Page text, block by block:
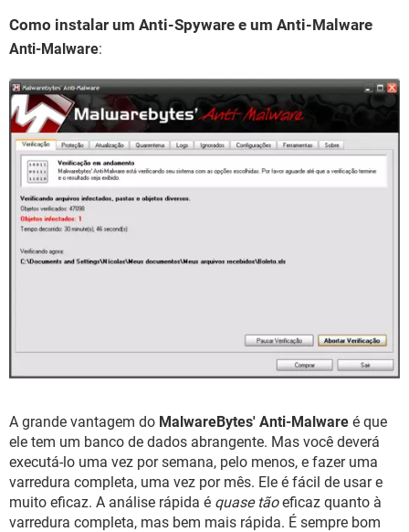
Como instalar um Anti-Spyware e um Anti-Malware
Anti-Malware:
A grande vantagem do MalwareBytes' Anti-Malware é que
ele tem um banco de dados abrangente. Mas você deverá
executá-lo uma vez por semana, pelo menos, e fazer uma
varredura completa, uma vez por mês. Ele é fácil de usar e
muito eficaz. A análise rápida é quase tãoeficaz quanto à
varredura completa, mas bem mais rápida. É sempre bom